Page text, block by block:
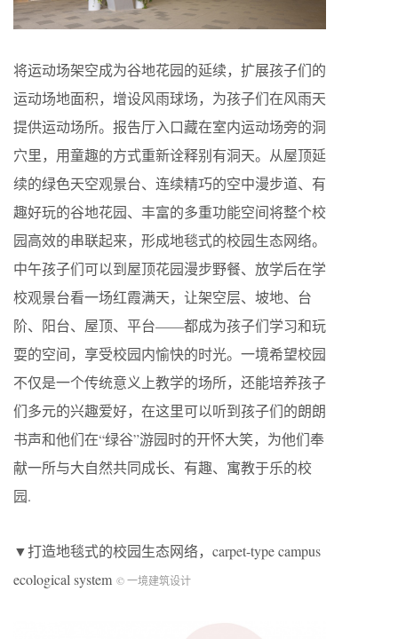
将运动场架空成为谷地花园的延续，扩展孩子们的
运动场地面积，增设风雨球场，为孩子们在风雨天
提供运动场所。报告厅入口藏在室内运动场旁的洞
穴里，用童趣的方式重新诠释别有洞天。从屋顶延
续的绿色天空观景台、连续精巧的空中漫步道、有
趣好玩的谷地花园、丰富的多重功能空间将整个校
园高效的串联起来，形成地毯式的校园生态网络。
中午孩子们可以到屋顶花园漫步野餐、放学后在学
校观景台看一场红霞满天，让架空层、坡地、台
阶、阳台、屋顶、平台——都成为孩子们学习和玩
耍的空间，享受校园内愉快的时光。一境希望校园
不仅是一个传统意义上教学的场所，还能培养孩子
们多元的兴趣爱好，在这里可以听到孩子们的朗朗
书声和他们在“绿谷”游园时的开怀大笑，为他们奉
献一所与大自然共同成长、有趣、寓教于乐的校
园.
▼打造地毯式的校园生态网络，carpet-type campus
ecological system © 一境建筑设计